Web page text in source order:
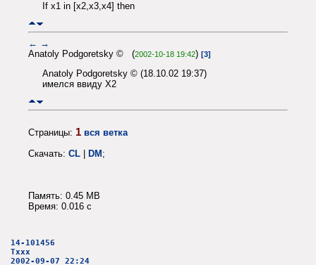
If x1 in [x2,x3,x4] then
← →
Anatoly Podgoretsky © (2002-10-18 19:42) [3]
Anatoly Podgoretsky © (18.10.02 19:37)
имелся ввиду X2
Страницы: 1 вся ветка
Скачать: CL | DM;
Память: 0.45 MB
Время: 0.016 c
14-101456
Txxx
2002-09-07 22:24